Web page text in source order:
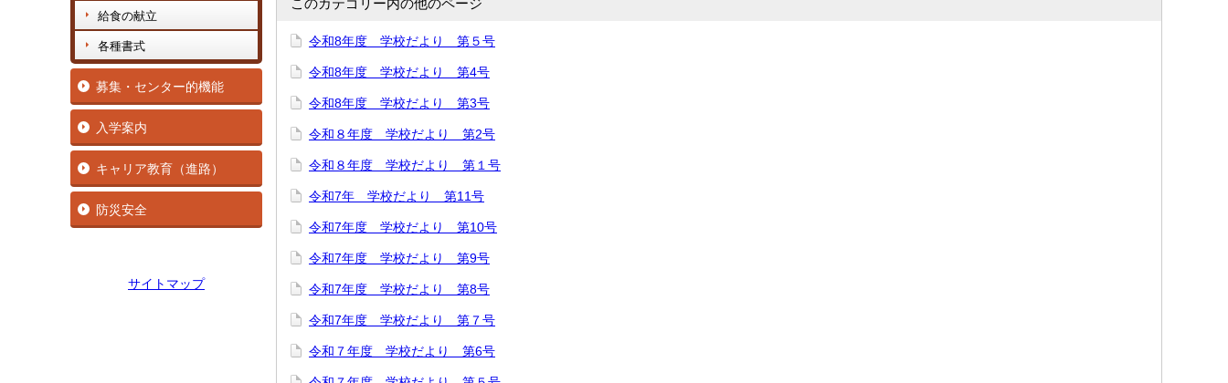
給食の献立
各種書式
募集・センター的機能
入学案内
キャリア教育（進路）
防災安全
サイトマップ
このカテゴリー内の他のページ
令和8年度 学校だより 第５号
令和8年度 学校だより 第4号
令和8年度 学校だより 第3号
令和８年度 学校だより 第2号
令和８年度 学校だより 第１号
令和7年 学校だより 第11号
令和7年度 学校だより 第10号
令和7年度 学校だより 第9号
令和7年度 学校だより 第8号
令和7年度 学校だより 第７号
令和７年度 学校だより 第6号